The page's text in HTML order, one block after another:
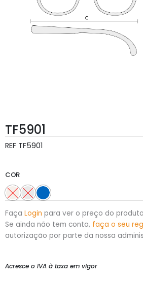
TF5901
REF TF5901
COR
Faça Login para ver o preço do
Se ainda não tem conta, faça o seu
autorização por parte da nossa
Acresce o IVA à taxa em vigor